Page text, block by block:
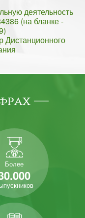
деятельность
(на бланке -
Более